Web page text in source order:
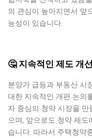
의 관심이 높아지면서 앞
능성이 있습니다.
🤔 지속적인 제도 개
분양가 급등과 부동산 시
대한 지속적인 개편 논의
자 중심의 청약 시장을
으며, 앞으로도 청약 제
습니다. 따라서 주택청약